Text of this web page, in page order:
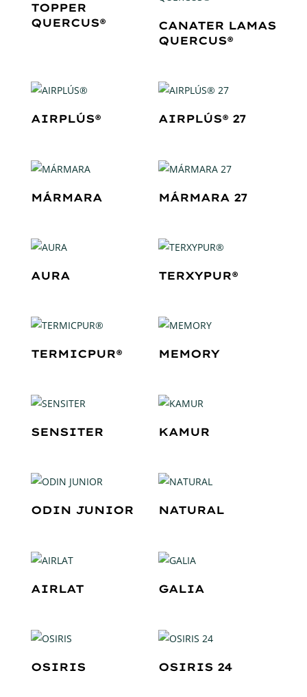
TOPPER
QUERCUS®
CANATER LAMAS
QUERCUS®
AIRPLÚS® AIRPLÚS® 27
MÁRMARA MÁRMARA 27
AURA TERXYPUR®
TERMICPUR® MEMORY
SENSITER KAMUR
ODIN JUNIOR NATURAL
AIRLAT GALIA
OSIRIS OSIRIS 24